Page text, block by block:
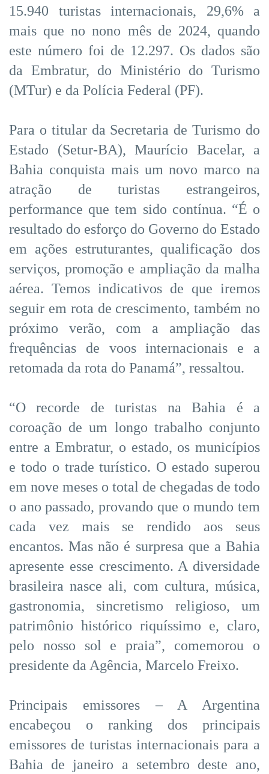
15.940 turistas internacionais, 29,6% a
mais que no nono mês de 2024, quando
este número foi de 12.297. Os dados são
da Embratur, do Ministério do Turismo
(MTur) e da Polícia Federal (PF).
Para o titular da Secretaria de Turismo do
Estado (Setur-BA), Maurício Bacelar, a
Bahia conquista mais um novo marco na
atração de turistas estrangeiros,
performance que tem sido contínua. “É o
resultado do esforço do Governo do Estado
em ações estruturantes, qualificação dos
serviços, promoção e ampliação da malha
aérea. Temos indicativos de que iremos
seguir em rota de crescimento, também no
próximo verão, com a ampliação das
frequências de voos internacionais e a
retomada da rota do Panamá”, ressaltou.
“O recorde de turistas na Bahia é a
coroação de um longo trabalho conjunto
entre a Embratur, o estado, os municípios
e todo o trade turístico. O estado superou
em nove meses o total de chegadas de todo
o ano passado, provando que o mundo tem
cada vez mais se rendido aos seus
encantos. Mas não é surpresa que a Bahia
apresente esse crescimento. A diversidade
brasileira nasce ali, com cultura, música,
gastronomia, sincretismo religioso, um
patrimônio histórico riquíssimo e, claro,
pelo nosso sol e praia”, comemorou o
presidente da Agência, Marcelo Freixo.
Principais emissores – A Argentina
encabeçou o ranking dos principais
emissores de turistas internacionais para a
Bahia de janeiro a setembro deste ano,